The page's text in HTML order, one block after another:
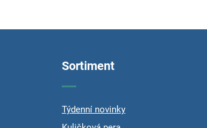
Sortiment
Týdenní novinky